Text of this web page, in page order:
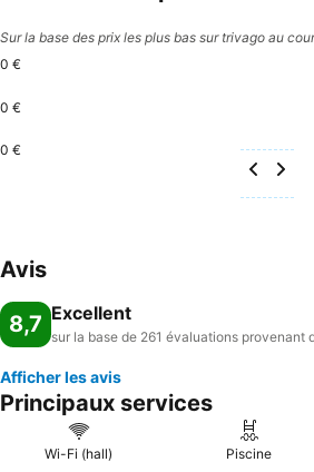
Sur la base des prix les plus bas sur trivago au
0 €
0 €
0 €
Avis
8,7 Excellent
sur la base de 261 évaluations provenant
Afficher les avis
Principaux services
Wi-Fi (hall) Piscine